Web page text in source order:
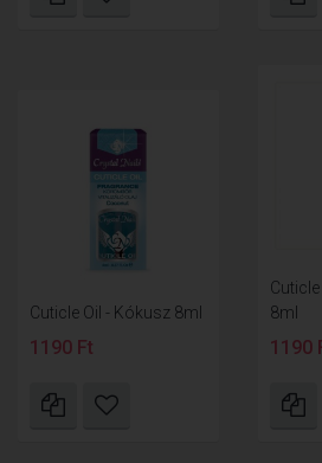
Cuticle Oil - Kókusz 8ml
1190 Ft
8ml
1190